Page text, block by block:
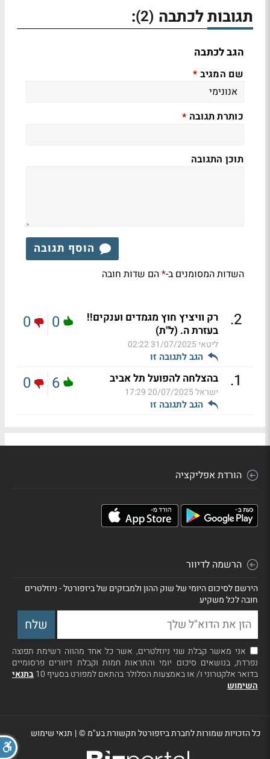
תגובות לכתבה (2)
:
הגב לכתבה
שם המגיב *
כותרת תגובה *
תוכן התגובה
הוסף תגובה
השדות המסומנים ב-*הם שדות חובה
2
.
רק וויציץ חוץ מגמדים וענקים!!
בעזרת ה. (ל"ת)
ליטאי31/07/2025 02:22
הגב לתגובה זו
0
0
1
. בהצלחה להפועל תל אביב
ישראל20/07/2025 17:29
הגב לתגובה זו
6
0
הורדת אפליקציה
הרשמה לדיוור
הירשם לסיכום היומי של שוק ההון ולמבזקים של ביזפורטל - ניוזלטרים
חובה לכל משקיע
אני מאשר קבלת שני ניוזלטרים, אשר כל אחד מהווה רשימת תפוצה
נפרדת, בנושאים סיכום יומי והתראות חמות וקבלת דיוורים פרסומיים
בדואר אלקטרוני ו/ או באמצעות הסלולר בהתאם למפורט בסעיף 10
בתנאי
השימוש
כל הזכויות שמורות לחברת ביזפורטל תקשורת בע"מ ©| תנאי שימוש